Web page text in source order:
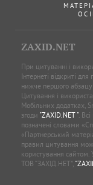
ZAXID.NET
При цитуванні і
Інтернеті відкриті
нижче першого
Цитування і
Мобільних додатках,
згоди "ZAXID.NET ".
позначені словами
«Партнерський
правил цитування
користування
ТОВ “ЗАХІД.НЕТ”,